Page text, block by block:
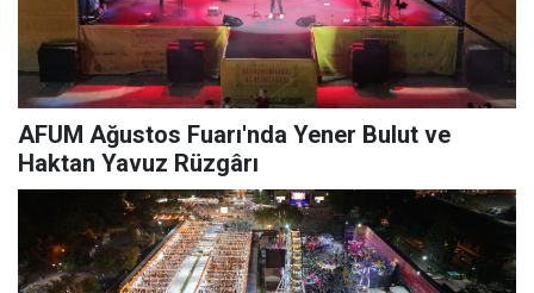
AFUM Ağustos Fuarı'nda Yener Bulut ve
Haktan Yavuz Rüzgârı